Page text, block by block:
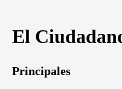
El
Principales